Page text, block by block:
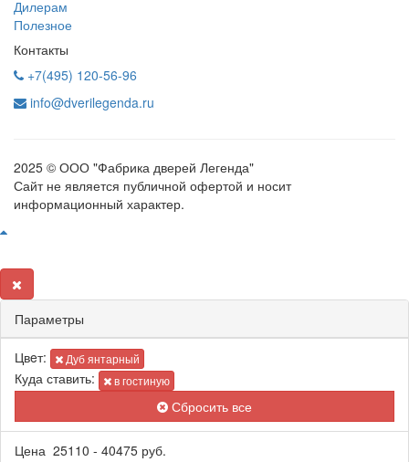
Дилерам
Полезное
Контакты
+7(495) 120-56-96
info@dverilegenda.ru
2025 © ООО "Фабрика дверей Легенда"
Сайт не является публичной офертой и носит
информационный характер.
Параметры
Цвeт: Дуб янтарный
Куда ставить: в гостиную
Сбросить все
Цена 25110 - 40475 руб.